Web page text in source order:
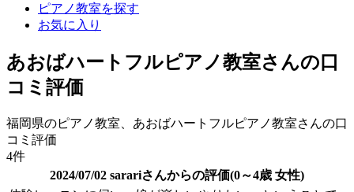
ピアノ教室を探す
お気に入り
あおばハートフルピアノ教室さんの口
コミ評価
福岡県のピアノ教室、あおばハートフルピアノ教室さんの口
コミ評価
4件
2024/07/02 sarariさんからの評価(0～4歳 女性)